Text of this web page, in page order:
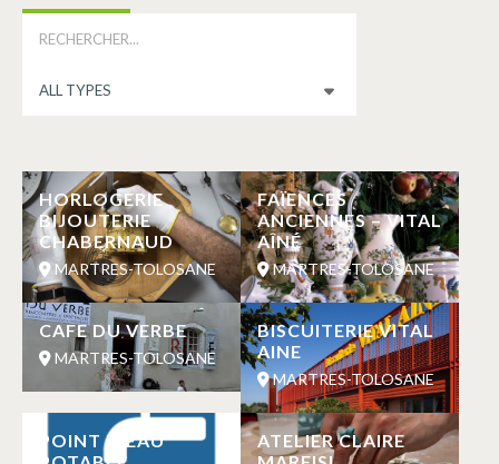
HORLOGERIE
BIJOUTERIE
CHABERNAUD
MARTRES-TOLOSANE
FAÏENCES
ANCIENNES – VITAL
AÎNÉ
MARTRES-TOLOSANE
CAFE DU VERBE
MARTRES-TOLOSANE
BISCUITERIE VITAL
AINE
MARTRES-TOLOSANE
POINT D’EAU
ATELIER CLAIRE